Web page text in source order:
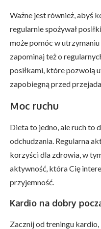
Ważne jest również, abyś
regularnie spożywał
może pomóc w
zapominaj też o
posiłkami, które pozwolą
zapobiegną przed
Moc ruchu
Dieta to jedno, ale ruch to
odchudzania. Regularna
korzyści dla zdrowia, w
aktywność, która Cię
przyjemność.
Kardio na dobry
Zacznij od treningu